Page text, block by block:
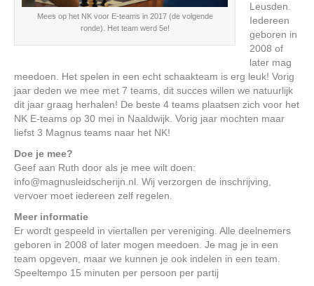
Mees op het NK voor E-teams in 2017 (de volgende
ronde). Het team werd 5e!
Leusden.
Iedereen
geboren in
2008 of
later mag
meedoen. Het spelen in een echt schaakteam is erg leuk! Vorig
jaar deden we mee met 7 teams, dit succes willen we natuurlijk
dit jaar graag herhalen! De beste 4 teams plaatsen zich voor het
NK E-teams op 30 mei in Naaldwijk. Vorig jaar mochten maar
liefst 3 Magnus teams naar het NK!
Doe je mee?
Geef aan Ruth door als je mee wilt doen:
info@magnusleidscherijn.nl. Wij verzorgen de inschrijving,
vervoer moet iedereen zelf regelen.
Meer informatie
Er wordt gespeeld in viertallen per vereniging. Alle deelnemers
geboren in 2008 of later mogen meedoen. Je mag je in een
team opgeven, maar we kunnen je ook indelen in een team.
Speeltempo 15 minuten per persoon per partij